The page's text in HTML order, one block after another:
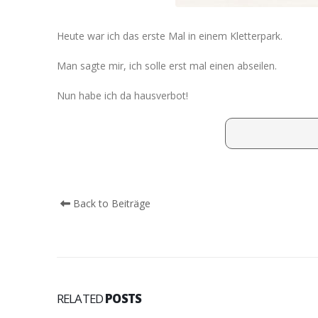
Heute war ich das erste Mal in einem Kletterpark.
Man sagte mir, ich solle erst mal einen abseilen.
Nun habe ich da hausverbot!
Back to Beiträge
RELATEDPOSTS